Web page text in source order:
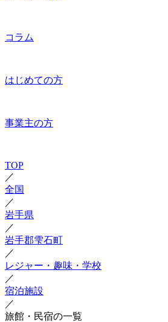
コラム
はじめての方
事業主の方
TOP
／
全国
／
岩手県
／
岩手郡雫石町
／
レジャー・趣味・学校
／
宿泊施設
／
旅館・民宿の一覧